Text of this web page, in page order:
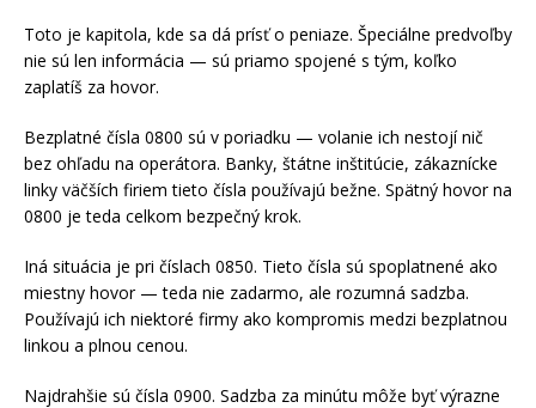
Toto je kapitola, kde sa dá prísť o peniaze. Špeciálne predvoľby
nie sú len informácia — sú priamo spojené s tým, koľko
zaplatíš za hovor.
Bezplatné čísla 0800 sú v poriadku — volanie ich nestojí nič
bez ohľadu na operátora. Banky, štátne inštitúcie, zákaznícke
linky väčších firiem tieto čísla používajú bežne. Spätný hovor na
0800 je teda celkom bezpečný krok.
Iná situácia je pri číslach 0850. Tieto čísla sú spoplatnené ako
miestny hovor — teda nie zadarmo, ale rozumná sadzba.
Používajú ich niektoré firmy ako kompromis medzi bezplatnou
linkou a plnou cenou.
Najdrahšie sú čísla 0900. Sadzba za minútu môže byť výrazne